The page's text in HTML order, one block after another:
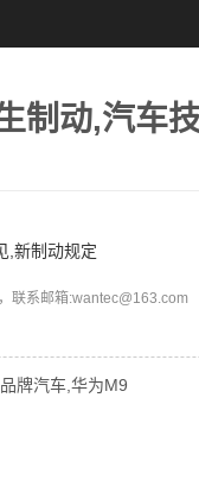
制动,汽车
,新制动规定
联系邮箱:wantec@163.com
牌汽车,华为M9